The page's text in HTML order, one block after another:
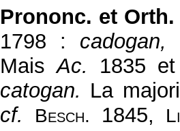
Prononc. et Orth.
1798 : cadogan,
MaisAc.
1835
catogan. La
cf.
Besch. 1845,